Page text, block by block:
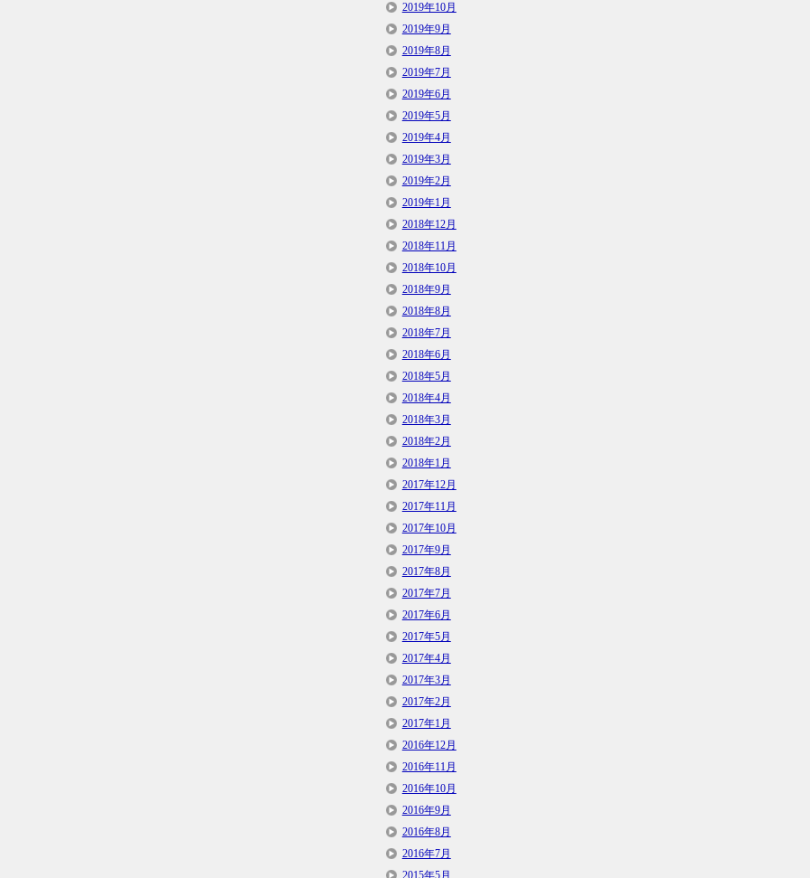
2019年10月
2019年9月
2019年8月
2019年7月
2019年6月
2019年5月
2019年4月
2019年3月
2019年2月
2019年1月
2018年12月
2018年11月
2018年10月
2018年9月
2018年8月
2018年7月
2018年6月
2018年5月
2018年4月
2018年3月
2018年2月
2018年1月
2017年12月
2017年11月
2017年10月
2017年9月
2017年8月
2017年7月
2017年6月
2017年5月
2017年4月
2017年3月
2017年2月
2017年1月
2016年12月
2016年11月
2016年10月
2016年9月
2016年8月
2016年7月